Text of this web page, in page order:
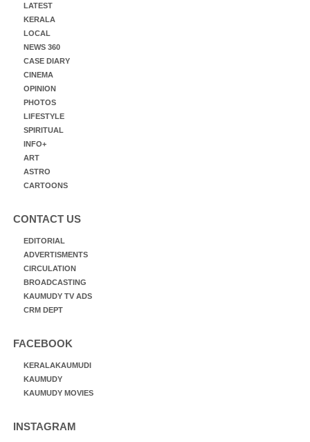
LATEST
KERALA
LOCAL
NEWS 360
CASE DIARY
CINEMA
OPINION
PHOTOS
LIFESTYLE
SPIRITUAL
INFO+
ART
ASTRO
CARTOONS
CONTACT US
EDITORIAL
ADVERTISMENTS
CIRCULATION
BROADCASTING
KAUMUDY TV ADS
CRM DEPT
FACEBOOK
KERALAKAUMUDI
KAUMUDY
KAUMUDY MOVIES
INSTAGRAM